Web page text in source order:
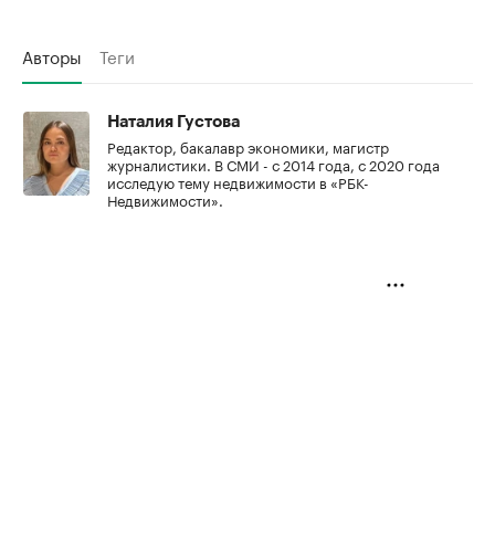
Авторы Теги
Наталия Густова
Редактор, бакалавр экономики, магистр
журналистики. В СМИ - с 2014 года, с 2020 года
исследую тему недвижимости в «РБК-
Недвижимости».